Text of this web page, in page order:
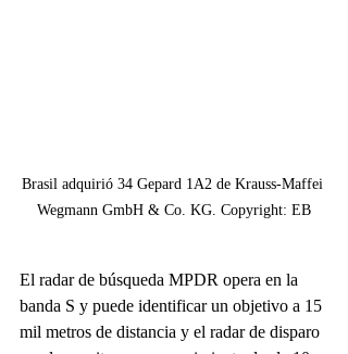
Brasil adquirió 34 Gepard 1A2 de Krauss-Maffei
Wegmann GmbH & Co. KG. Copyright: EB
El radar de búsqueda MPDR opera en la
banda S y puede identificar un objetivo a 15
mil metros de distancia y el radar de disparo